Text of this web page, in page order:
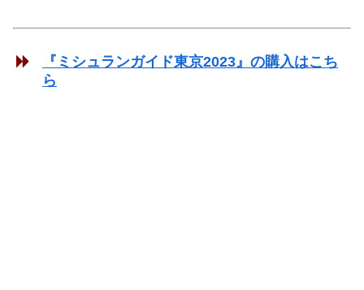
『ミシュランガイド東京2023』の購入はこち
ら